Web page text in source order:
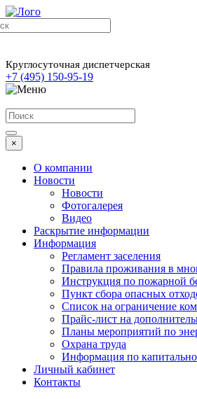
Круглосуточная диспетчерская
+7 (495) 150-95-19
×
О компании
Новости
Новости
Фотогалерея
Видео
Раскрытие информации
Информация
Регламент заселения
Правила проживания в
Инструкция по пожарной
Пункт сбора опасных
Список на ограничение
Прайс-лист на
Планы мероприятий по
Охрана труда
Информация по
Личный кабинет
Контакты